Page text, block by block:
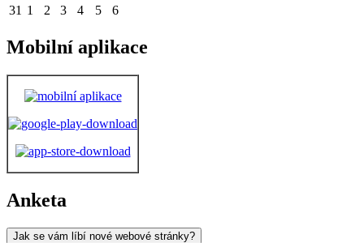
31 1 2 3 4 5 6
Mobilní aplikace
Anketa
Jak se vám líbí nové webové stránky?